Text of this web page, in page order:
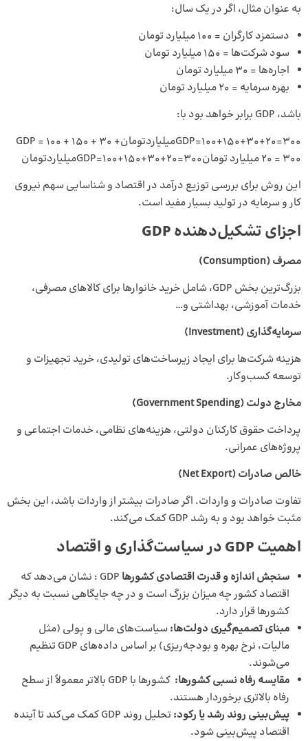
به عنوان مثال، اگر در یک سال:
دستمزد کارگران = ۱۰۰ میلیارد تومان
سود شرکت‌ها = ۱۵۰ میلیارد تومان
اجاره‌ها = ۳۰ میلیارد تومان
بهره سرمایه = ۲۰ میلیارد تومان
باشد، GDP برابر خواهد بود با:
GDP=100+150+30+20=300میلیاردتومانGDP = 100 + 150 + 30 +
20 = 300 میلیارد تومانGDP=100+150+30+20=300میلیاردتومان
این روش برای بررسی توزیع درآمد در اقتصاد و شناسایی سهم نیروی
کار و سرمایه در تولید بسیار مفید است.
اجزای تشکیل‌دهنده GDP
مصرف(Consumption)
بزرگ‌ترین بخش GDP، شامل خرید خانوارها برای کالاهای مصرفی،
خدمات آموزشی، بهداشتی و…
سرمایه‌گذاری(Investment)
هزینه شرکت‌ها برای ایجاد زیرساخت‌های تولیدی، خرید تجهیزات و
توسعه کسب‌وکار.
مخارج دولت(Government Spending)
پرداخت حقوق کارکنان دولتی، هزینه‌های نظامی، خدمات اجتماعی و
پروژه‌های عمرانی.
خالص صادرات(Net Export)
تفاوت صادرات و واردات. اگر صادرات بیشتر از واردات باشد، این بخش
مثبت خواهد بود و به رشد GDP کمک می‌کند.
اهمیت GDP در سیاست‌گذاری و اقتصاد
سنجش اندازه و قدرت اقتصادی کشورها
GDP : نشان می‌دهد که
اقتصاد کشور چه میزان بزرگ است و در چه جایگاهی نسبت به دیگر
کشورها قرار دارد.
مبنای تصمیم‌گیری دولت‌ها:سیاست‌های مالی و پولی (مثل
مالیات، نرخ بهره و بودجه‌ریزی) بر اساس داده‌های GDP تنظیم
می‌شوند.
مقایسه رفاه نسبی کشورها:
کشورها با GDP بالاتر معمولاً از سطح
رفاه بالاتری برخوردار هستند.
پیش‌بینی روند رشد یا رکود:
تحلیل روند GDP کمک می‌کند تا آینده
اقتصاد پیش‌بینی شود.